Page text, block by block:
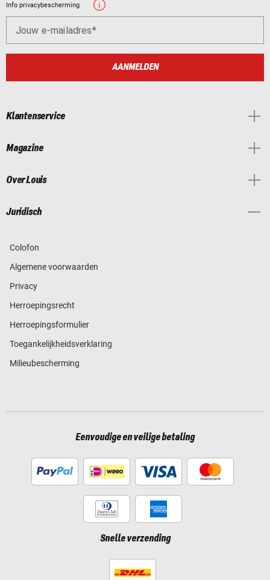
Info privacybescherming
Jouw e-mailadres
AANMELDEN
Klantenservice
Magazine
Over Louis
Juridisch
Colofon
Algemene voorwaarden
Privacy
Herroepingsrecht
Herroepingsformulier
Toegankelijkheidsverklaring
Milieubescherming
Eenvoudige en veilige betaling
Snelle verzending